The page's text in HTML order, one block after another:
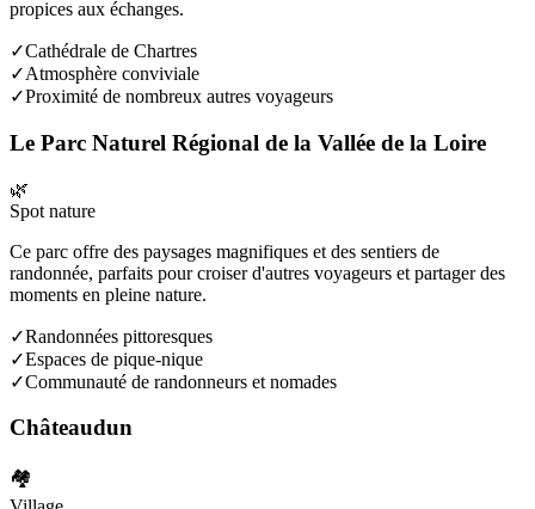
propices aux échanges.
✓Cathédrale de Chartres
✓Atmosphère conviviale
✓Proximité de nombreux autres voyageurs
Le Parc Naturel Régional de la Vallée de la Loire
🌿
Spot nature
Ce parc offre des paysages magnifiques et des sentiers de
randonnée, parfaits pour croiser d'autres voyageurs et partager des
moments en pleine nature.
✓Randonnées pittoresques
✓Espaces de pique-nique
✓Communauté de randonneurs et nomades
Châteaudun
🏘️